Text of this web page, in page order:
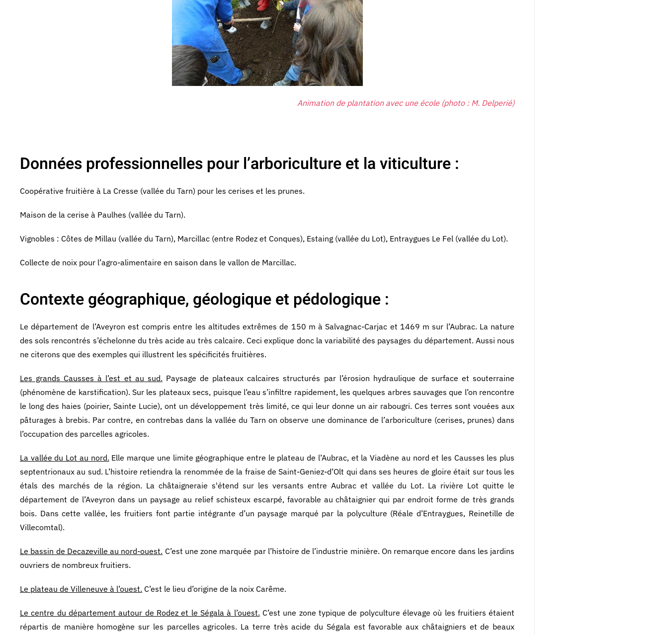
Animation de plantation avec une école (photo : M. Delperié)
Données professionnelles pour l’arboriculture et la viticulture :
Coopérative fruitière à La Cresse (vallée du Tarn) pour les cerises et les prunes.
Maison de la cerise à Paulhes (vallée du Tarn).
Vignobles : Côtes de Millau (vallée du Tarn), Marcillac (entre Rodez et Conques), Estaing (vallée du Lot), Entraygues Le Fel (vallée du Lot).
Collecte de noix pour l’agro-alimentaire en saison dans le vallon de Marcillac.
Contexte géographique, géologique et pédologique :
Le département de l’Aveyron est compris entre les altitudes extrêmes de 150 m à Salvagnac-Carjac et 1469 m sur l’Aubrac. La nature
des sols rencontrés s’échelonne du très acide au très calcaire. Ceci explique donc la variabilité des paysages du département. Aussi nous
ne citerons que des exemples qui illustrent les spécificités fruitières.
Les grands Causses à l’est et au sud. Paysage de plateaux calcaires structurés par l’érosion hydraulique de surface et souterraine
(phénomène de karstification). Sur les plateaux secs, puisque l’eau s’infiltre rapidement, les quelques arbres sauvages que l’on rencontre
le long des haies (poirier, Sainte Lucie), ont un développement très limité, ce qui leur donne un air rabougri. Ces terres sont vouées aux
pâturages à brebis. Par contre, en contrebas dans la vallée du Tarn on observe une dominance de l’arboriculture (cerises, prunes) dans
l’occupation des parcelles agricoles.
La vallée du Lot au nord. Elle marque une limite géographique entre le plateau de l’Aubrac, et la Viadène au nord et les Causses les plus
septentrionaux au sud. L’histoire retiendra la renommée de la fraise de Saint-Geniez-d’Olt qui dans ses heures de gloire était sur tous les
étals des marchés de la région. La châtaigneraie s'étend sur les versants entre Aubrac et vallée du Lot. La rivière Lot quitte le
département de l’Aveyron dans un paysage au relief schisteux escarpé, favorable au châtaignier qui par endroit forme de très grands
bois. Dans cette vallée, les fruitiers font partie intégrante d’un paysage marqué par la polyculture (Réale d’Entraygues, Reinetille de
Villecomtal).
Le bassin de Decazeville au nord-ouest. C’est une zone marquée par l’histoire de l’industrie minière. On remarque encore dans les jardins
ouvriers de nombreux fruitiers.
Le plateau de Villeneuve à l’ouest. C’est le lieu d’origine de la noix Carême.
Le centre du département autour de Rodez et le Ségala à l’ouest. C’est une zone typique de polyculture élevage où les fruitiers étaient
répartis de manière homogène sur les parcelles agricoles. La terre très acide du Ségala est favorable aux châtaigniers et de beaux